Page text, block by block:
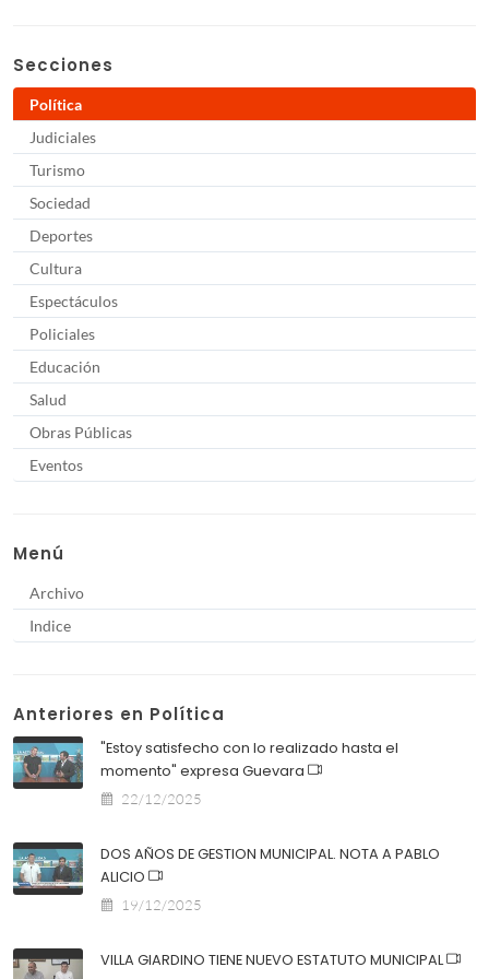
Secciones
Política
Judiciales
Turismo
Sociedad
Deportes
Cultura
Espectáculos
Policiales
Educación
Salud
Obras Públicas
Eventos
Menú
Archivo
Indice
Anteriores en Política
"Estoy satisfecho con lo realizado hasta el
momento" expresa Guevara
22/12/2025
DOS AÑOS DE GESTION MUNICIPAL. NOTA A PABLO
ALICIO
19/12/2025
VILLA GIARDINO TIENE NUEVO ESTATUTO MUNICIPAL